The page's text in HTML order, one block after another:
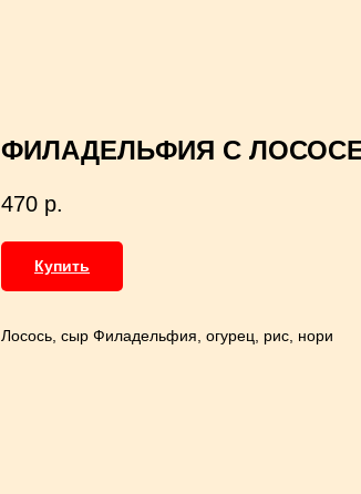
ФИЛАДЕЛЬФИЯ С
470 р.
Купить
Лосось, сыр Филадельфия, огурец, рис, нори